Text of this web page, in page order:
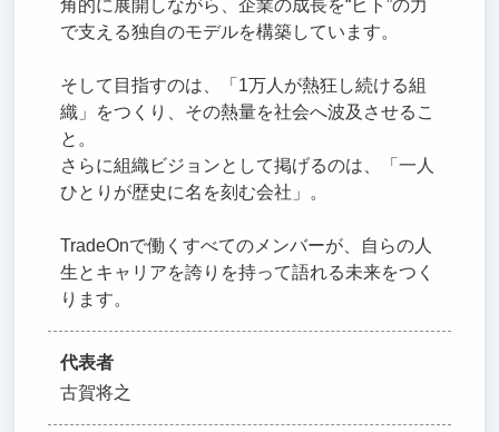
角的に展開しながら、企業の成長を“ヒト”の力
で支える独自のモデルを構築しています。
そして目指すのは、「1万人が熱狂し続ける組
織」をつくり、その熱量を社会へ波及させるこ
と。
さらに組織ビジョンとして掲げるのは、「一人
ひとりが歴史に名を刻む会社」。
TradeOnで働くすべてのメンバーが、自らの人
生とキャリアを誇りを持って語れる未来をつく
ります。
代表者
古賀将之